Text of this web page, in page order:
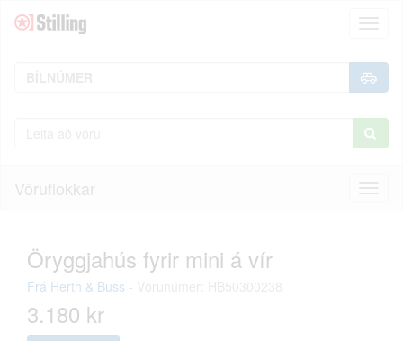
Vöruflokkar
Öryggjahús fyrir mini á vír
Frá Herth & Buss -
3.180 kr